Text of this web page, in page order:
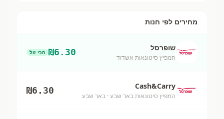
מחירים לפי חנות
שופרסל
המפיץ סיטונאות אשדוד
₪6.30 הכי זול
Cash&Carry
המפיץ סיטונאות באר שבע · באר שבע
₪6.30